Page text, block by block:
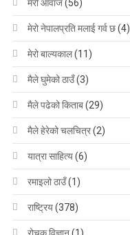
मेरो आवाज(56)
मेरो नेपालप्रति मलाई गर्व छ(4)
मेरो बाल्यकाल(11)
मैले घुमेको ठाउँ(3)
मैले पढेको किताब(29)
मैले हेरेको चलचित्र(2)
यात्रा साहित्य(6)
रमाइलो ठाउँ(1)
राष्ट्रिय(378)
रोचक विज्ञान(1)